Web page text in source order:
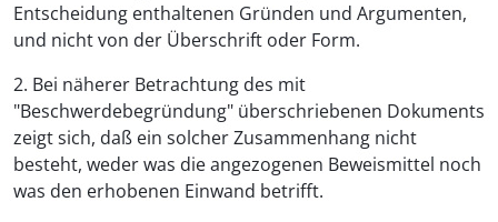
Entscheidung enthaltenen Gründen und Argumenten,
und nicht von der Überschrift oder Form.
2. Bei näherer Betrachtung des mit
"Beschwerdebegründung" überschriebenen Dokuments
zeigt sich, daß ein solcher Zusammenhang nicht
besteht, weder was die angezogenen Beweismittel noch
was den erhobenen Einwand betrifft.